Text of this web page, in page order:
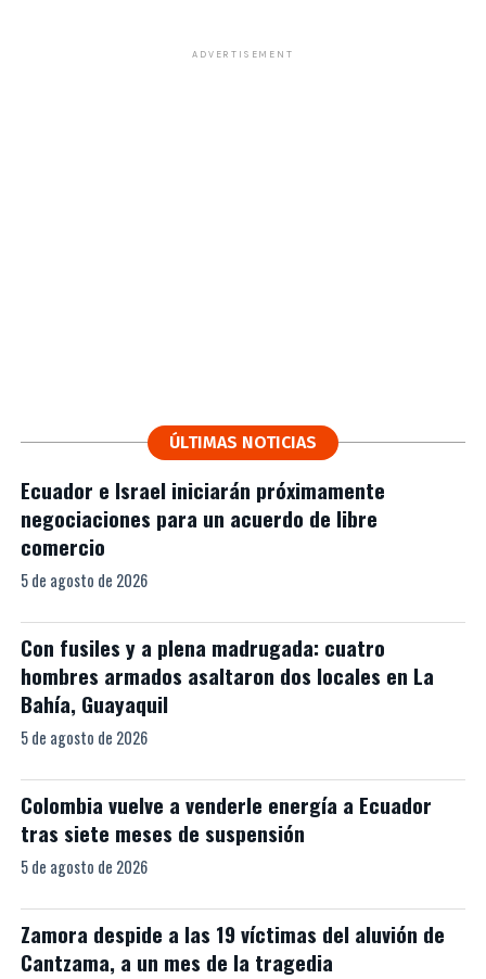
ADVERTISEMENT
ÚLTIMAS NOTICIAS
Ecuador e Israel iniciarán próximamente
negociaciones para un acuerdo de libre
comercio
5 de agosto de 2026
Con fusiles y a plena madrugada: cuatro
hombres armados asaltaron dos locales en La
Bahía, Guayaquil
5 de agosto de 2026
Colombia vuelve a venderle energía a Ecuador
tras siete meses de suspensión
5 de agosto de 2026
Zamora despide a las 19 víctimas del aluvión de
Cantzama, a un mes de la tragedia